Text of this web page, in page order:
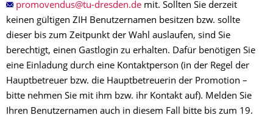
mit. Sollten Sie derzeit
keinen gültigen ZIH Benutzernamen besitzen bzw. sollte
dieser bis zum Zeitpunkt der Wahl auslaufen, sind Sie
berechtigt, einen Gastlogin zu erhalten. Dafür benötigen Sie
eine Einladung durch eine Kontaktperson (in der Regel der
Hauptbetreuer bzw. die Hauptbetreuerin der Promotion –
bitte nehmen Sie mit ihm bzw. ihr Kontakt auf). Melden Sie
Ihren Benutzernamen auch in diesem Fall bitte bis zum 19.